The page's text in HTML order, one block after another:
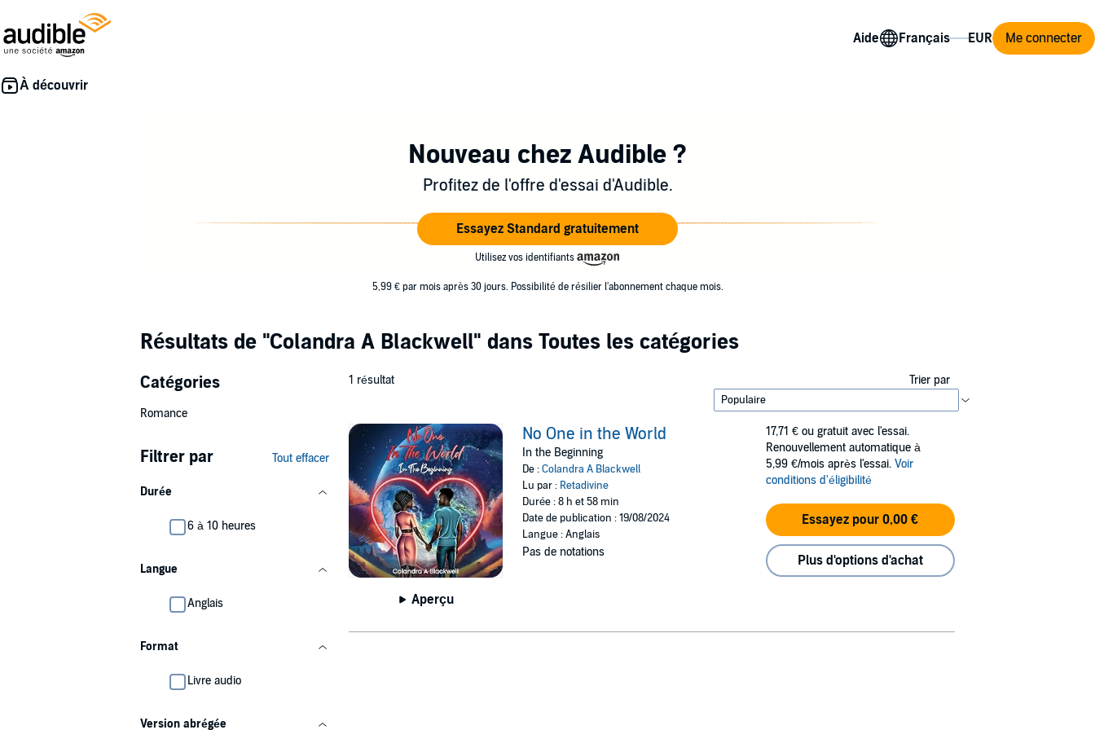
Aide Me connecter
Nouveau chez Audible ?
Profitez de l'offre d'essai d'Audible.
Essayez Standard gratuitement
Utilisez vos identifiants
5,99 € par mois après 30 jours. Possibilité de résilier l'abonnement chaque mois.
Résultats de "Colandra A Blackwell" dans Toutes les catégories
Catégories
Romance
Filtrer par Tout effacer
Durée
6 à 10 heures
Langue
Anglais
Format
Livre audio
Version abrégée
1 résultat Trier par
Aperçu
No One in the World
In the Beginning
De :Colandra A Blackwell
Lu par : Retadivine
Durée : 8 h et 58 min
Date de publication : 19/08/2024
Langue : Anglais
Pas de notations
17,71 € ou gratuit avec l'essai.
Renouvellement automatique à
5,99 €/mois après l'essai. Voir
conditions d'éligibilité
Essayez pour 0,00 €
Plus d'options d'achat